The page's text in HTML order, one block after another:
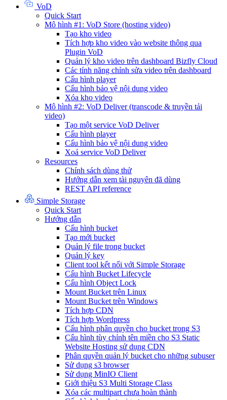
VoD
Quick Start
Mô hình #1: VoD Store (hosting video)
Tạo kho video
Tích hợp kho video vào website thông qua
Plugin VoD
Quản lý kho video trên dashboard Bizfly Cloud
Các tính năng chỉnh sửa video trên dashboard
Cấu hình player
Cấu hình bảo vệ nội dung video
Xóa kho video
Mô hình #2: VoD Deliver (transcode & truyền tải
video)
Tạo một service VoD Deliver
Cấu hình player
Cấu hình bảo vệ nội dung video
Xoá service VoD Deliver
Resources
Chính sách dùng thử
Hướng dẫn xem tài nguyên đã dùng
REST API reference
Simple Storage
Quick Start
Hướng dẫn
Cấu hình bucket
Tạo mới bucket
Quản lý file trong bucket
Quản lý key
Client tool kết nối với Simple Storage
Cấu hình Bucket Lifecycle
Cấu hình Object Lock
Mount Bucket trên Linux
Mount Bucket trên Windows
Tích hợp CDN
Tích hợp Wordpress
Cấu hình phân quyền cho bucket trong S3
Cấu hình tùy chỉnh tên miền cho S3 Static
Website Hosting sử dụng CDN
Phân quyền quản lý bucket cho những subuser
Sử dụng s3 browser
Sử dụng MinIO Client
Giới thiệu S3 Multi Storage Class
Xóa các multipart chưa hoàn thành